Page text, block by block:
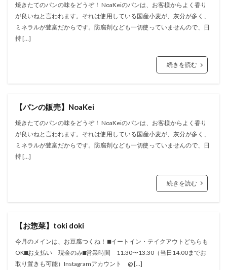
焼きたてのパンの味をどうぞ！ NoaKeiのパンは、お客様からよく香り
が良いねと言われます。それは使用している国産小麦が、灰分が多く、
ミネラルが豊富だからです。防腐剤なども一切使っていませんので、日
持 […]
続きを読む
【パンの販売】NoaKei
焼きたてのパンの味をどうぞ！ NoaKeiのパンは、お客様からよく香り
が良いねと言われます。それは使用している国産小麦が、灰分が多く、
ミネラルが豊富だからです。防腐剤なども一切使っていませんので、日
持 […]
続きを読む
【お惣菜】toki doki
今月のメインは、お豆腐つくね！ ⬛︎イートイン・テイクアウトどちらも
OK⬛︎お支払い 現金のみ⬛︎営業時間 11:30〜13:30（当日14:00までお
取り置きも可能）Instagramアカウント @ […]